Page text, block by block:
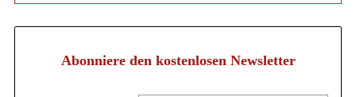
Abonniere den kostenlosen Newsletter